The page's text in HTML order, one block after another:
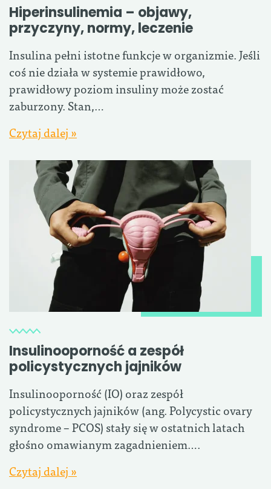
Hiperinsulinemia – objawy,
przyczyny, normy, leczenie
Insulina pełni istotne funkcje w organizmie. Jeśli
coś nie działa w systemie prawidłowo,
prawidłowy poziom insuliny może zostać
zaburzony. Stan,…
Czytaj dalej »
Insulinooporność a zespół
policystycznych jajników
Insulinooporność (IO) oraz zespół
policystycznych jajników (ang. Polycystic ovary
syndrome – PCOS) stały się w ostatnich latach
głośno omawianym zagadnieniem….
Czytaj dalej »